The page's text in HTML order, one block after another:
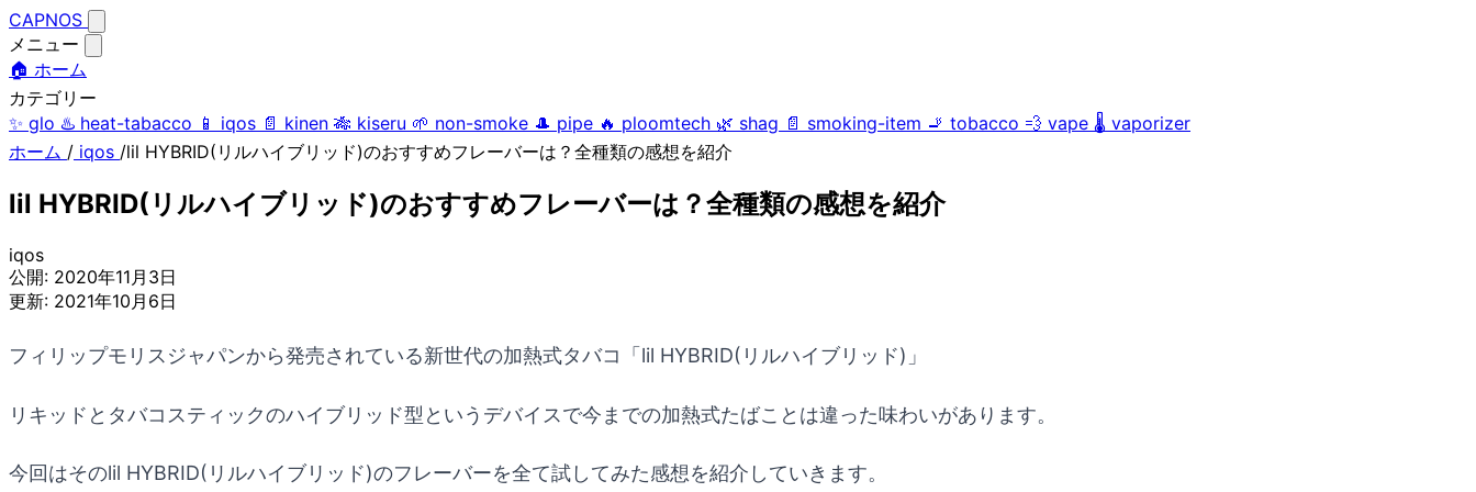
CAPNOS
メニュー
🏠 ホーム
カテゴリー
✨ glo ♨️ heat-tabacco 📱 iqos 📄 kinen 🎋 kiseru 🌱 non-smoke 🎩 pipe 🔥 ploomtech 🌿 shag 📄 smoking-item 🚬 tobacco 💨 vape 🌡️ vaporizer
ホーム / iqos /lil HYBRID(リルハイブリッド)のおすすめフレーバーは？全種類の感想を紹介
lil HYBRID(リルハイブリッド)のおすすめフレーバーは？全種類の感想を紹介
iqos
公開: 2020年11月3日
更新: 2021年10月6日
フィリップモリスジャパンから発売されている新世代の加熱式タバコ「lil HYBRID(リルハイブリッド)」
リキッドとタバコスティックのハイブリッド型というデバイスで今までの加熱式たばことは違った味わいがあります。
今回はそのlil HYBRID(リルハイブリッド)のフレーバーを全て試してみた感想を紹介していきます。